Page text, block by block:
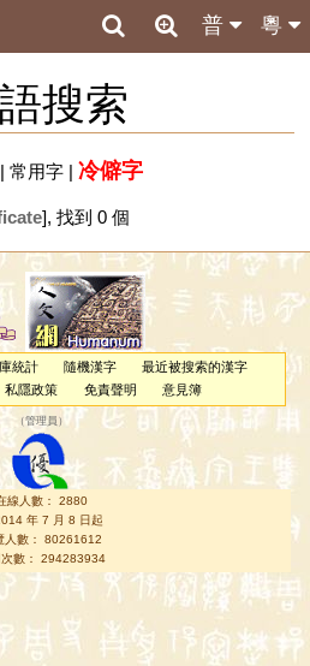
粵
普
搜索
常用字| 冷僻字
], 找到 0 個
統計 隨機漢字
最近被搜索的漢字
私隱政策 免責聲明 意見簿
（管理員 ）
線人數： 2880
年 7 月 8 日起
人數： 80261612
數： 294283934